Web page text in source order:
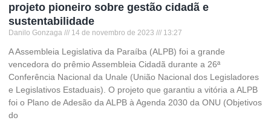
projeto pioneiro sobre gestão cidadã e
sustentabilidade
Danilo Gonzaga 14 de novembro de 2023 13:27
A Assembleia Legislativa da Paraíba (ALPB) foi a grande
vencedora do prêmio Assembleia Cidadã durante a 26ª
Conferência Nacional da Unale (União Nacional dos Legisladores
e Legislativos Estaduais). O projeto que garantiu a vitória a ALPB
foi o Plano de Adesão da ALPB à Agenda 2030 da ONU (Objetivos
do